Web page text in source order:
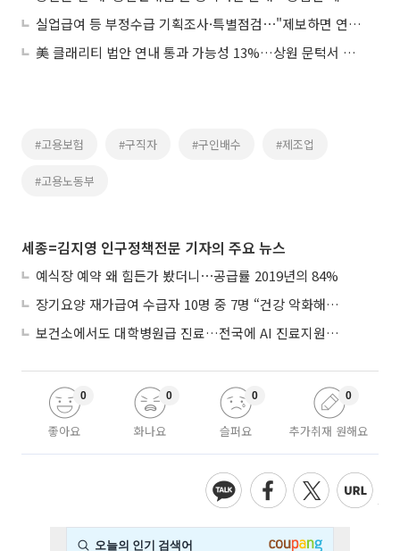
실업급여 등 부정수급 기획조사·특별점검⋯"제보하면 연 최대 3000만원 포상"
美 클래리티 법안 연내 통과 가능성 13%…상원 문턱서 제동
#고용보험 #구직자 #구인배수 #제조업
#고용노동부
세종=김지영 인구정책전문 기자의 주요 뉴스
예식장 예약 왜 힘든가 봤더니⋯공급률 2019년의 84%
장기요양 재가급여 수급자 10명 중 7명 “건강 악화해도 집에서”
보건소에서도 대학병원급 진료…전국에 AI 진료지원도구 보급
좋아요
0
화나요
0
슬퍼요
0
추가취재 원해요
0